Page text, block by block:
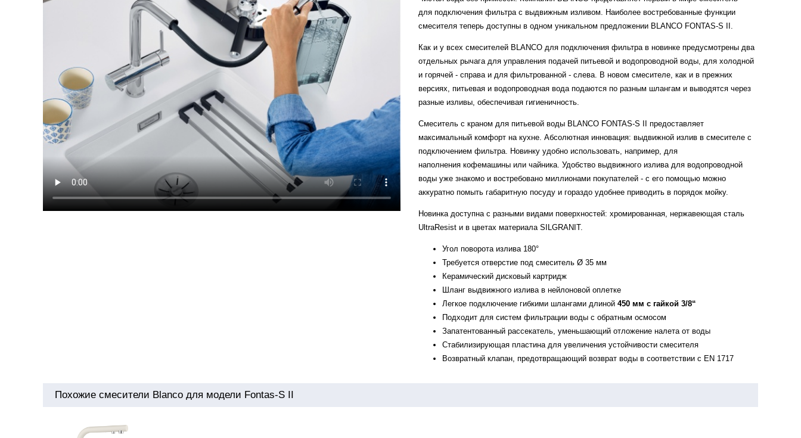
для подключения фильтра с выдвижным изливом. Наиболее востребованные функции
смесителя теперь доступны в одном уникальном предложении BLANCO FONTAS-S II.
Как и у всех смесителей BLANCO для подключения фильтра в новинке предусмотрены два
отдельных рычага для управления подачей питьевой и водопроводной воды, для холодной
и горячей - справа и для фильтрованной - слева. В новом смесителе, как и в прежних
версиях, питьевая и водопроводная вода подаются по разным шлангам и выводятся через
разные изливы, обеспечивая гигиеничность.
Смеситель с краном для питьевой воды BLANCO FONTAS-S II предоставляет
максимальный комфорт на кухне. Абсолютная инновация: выдвижной излив в смесителе с
подключением фильтра. Новинку удобно использовать, например, для
наполнения кофемашины или чайника. Удобство выдвижного излива для водопроводной
воды уже знакомо и востребовано миллионами покупателей - с его помощью можно
аккуратно помыть габаритную посуду и гораздо удобнее приводить в порядок мойку.
Новинка доступна с разными видами поверхностей: хромированная, нержавеющая сталь
UltraResist и в цветах материала SILGRANIT.
Угол поворота излива 180°
Требуется отверстие под смеситель Ø 35 мм
Керамический дисковый картридж
Шланг выдвижного излива в нейлоновой оплетке
Легкое подключение гибкими шлангами длиной 450 мм с гайкой 3/8“
Подходит для систем фильтрации воды с обратным осмосом
Запатентованный рассекатель, уменьшающий отложение налета от воды
Стабилизирующая пластина для увеличения устойчивости смесителя
Возвратный клапан, предотвращающий возврат воды в соответствии с EN 1717
Похожие смесители Blanco для модели Fontas-S II